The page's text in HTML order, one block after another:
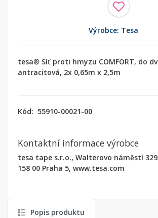
Výrobce: Tesa
tesa® Síť proti hmyzu COMFORT, do
antracitová, 2x 0,65m x 2,5m
Kód: 55910-00021-00
Kontaktní informace výrobce
tesa tape s.r.o., Walterovo náměstí
158 00 Praha 5, www.tesa.com
Popis produktu